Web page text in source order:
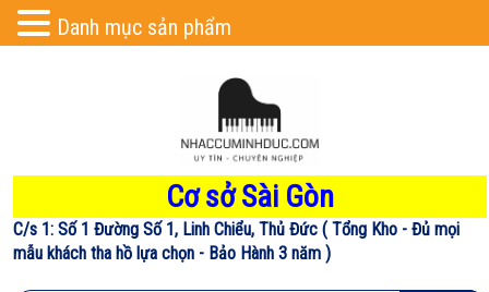
Cơ sở Sài Gòn
C/s 1: Số 1 Đường Số 1, Linh Chiểu, Thủ Đức ( Tổng Kho - Đủ mọi
mẫu khách tha hồ lựa chọn - Bảo Hành 3 năm )
Danh mục sản phẩm